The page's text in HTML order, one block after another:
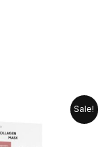
Sale!
Praegune
hind